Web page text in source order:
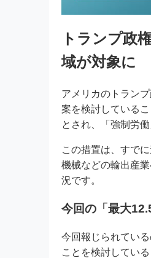
トランプ政
域が対象に
アメリカのトラン
案を検討している
とされ、「強制労
この措置は、すで
機械などの輸出産
況です。
今回の「最大
今回報じられてい
ことを検討してい